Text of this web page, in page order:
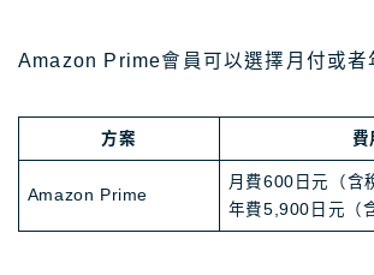
Amazon Prime會員可以選擇月付或者
方案 費
Amazon Prime
月費600日元（含
年費5,900日元（